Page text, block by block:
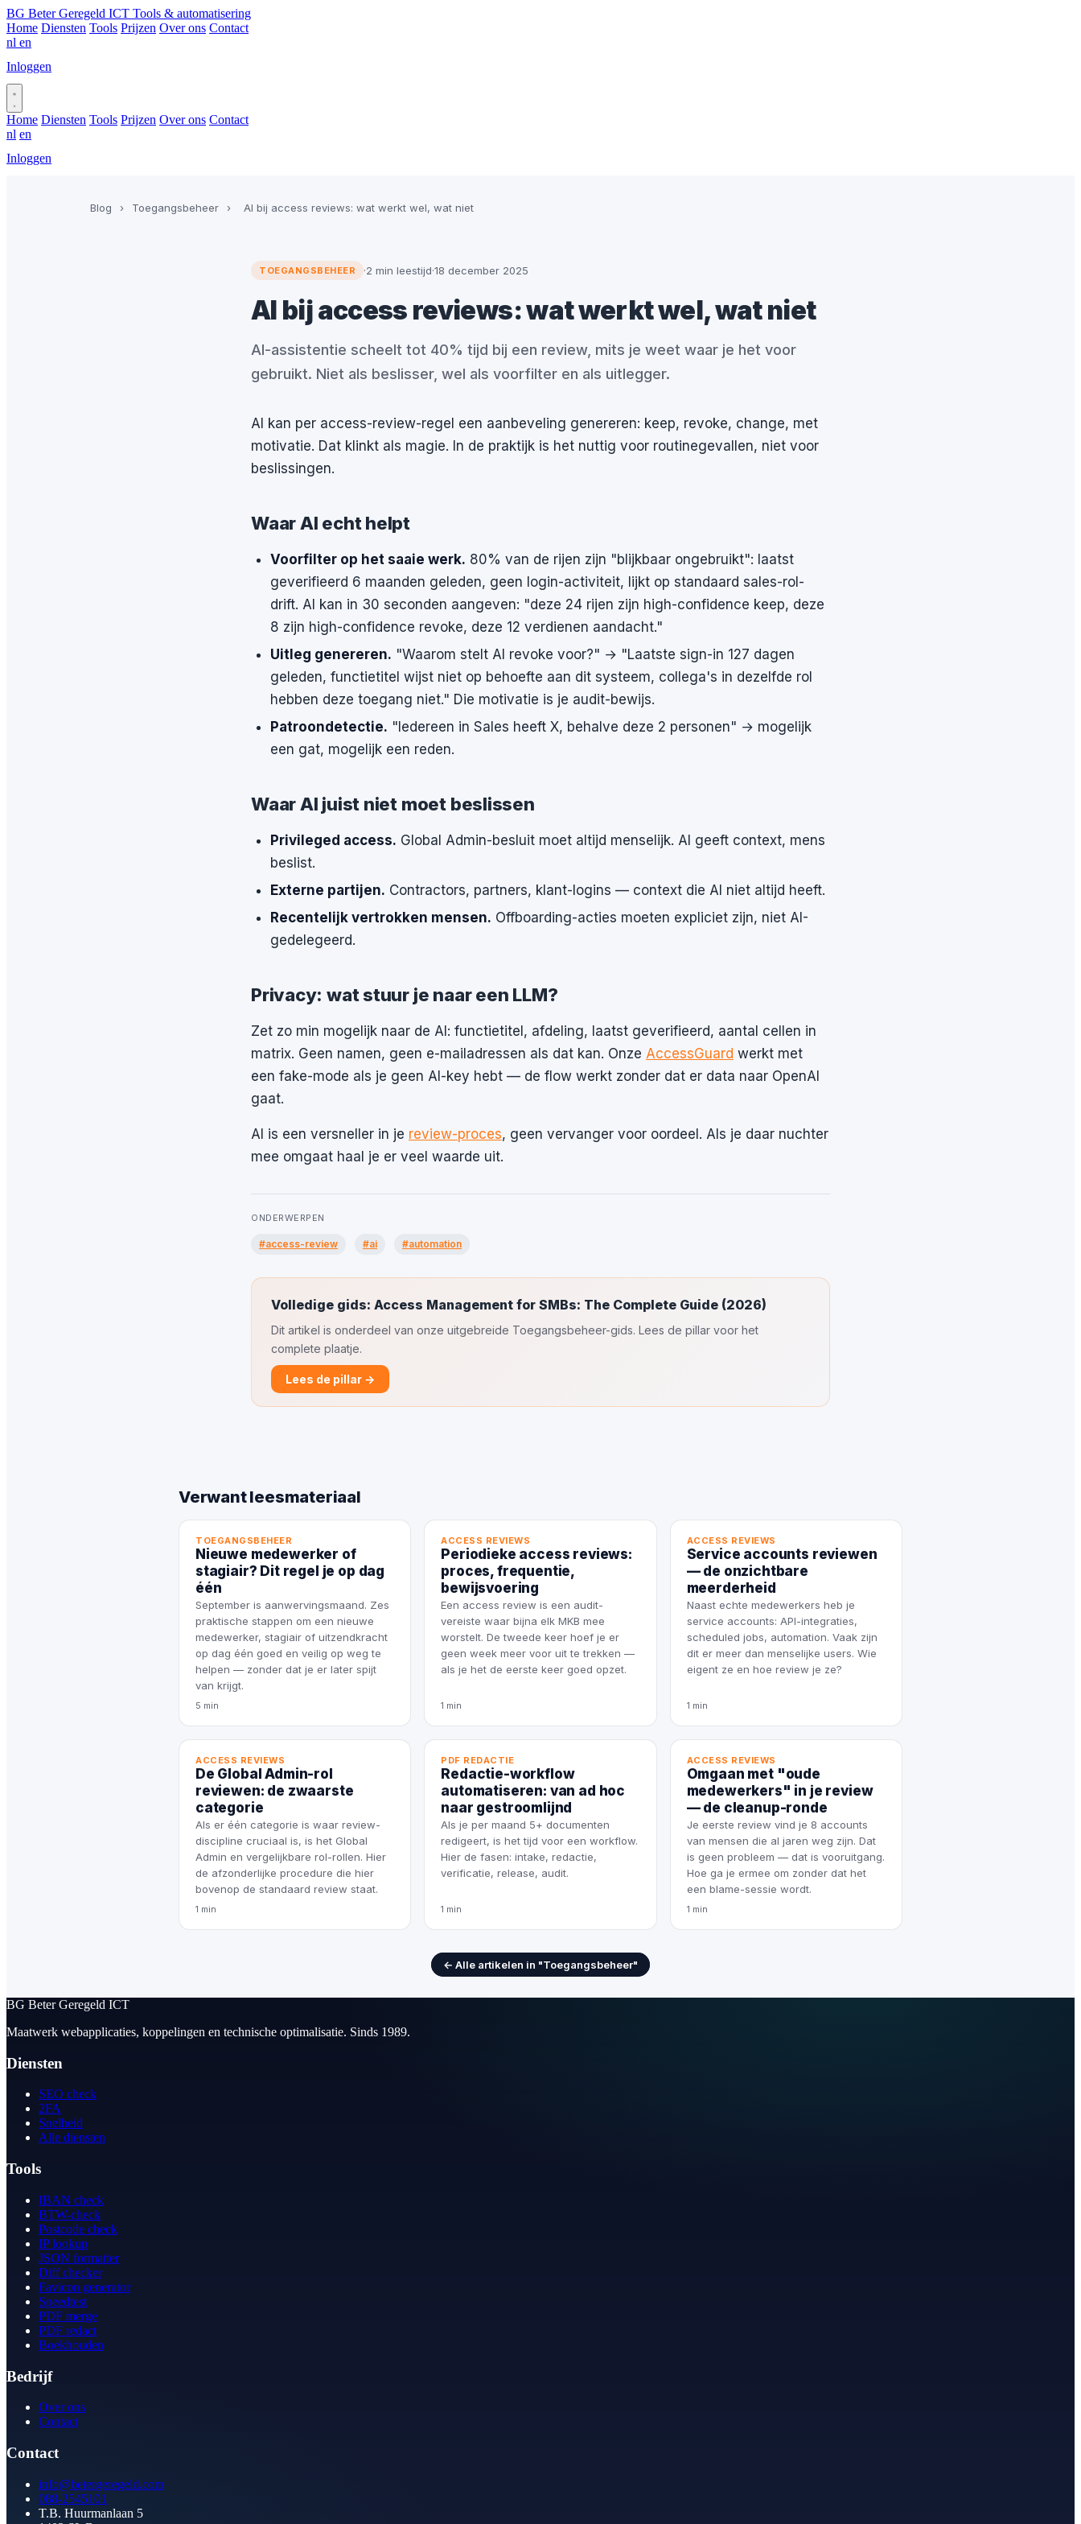
BG Beter Geregeld ICT Tools & automatisering
Home Diensten Tools Prijzen Over ons Contact
nl en
Inloggen
Home Diensten Tools Prijzen Over ons Contact
nl en
Inloggen
Blog › Toegangsbeheer › AI bij access reviews: wat werkt wel, wat niet
TOEGANGSBEHEER ·2 min leestijd·18 december 2025
AI bij access reviews: wat werkt wel, wat niet
AI-assistentie scheelt tot 40% tijd bij een review, mits je weet waar je het voor
gebruikt. Niet als beslisser, wel als voorfilter en als uitlegger.
AI kan per access-review-regel een aanbeveling genereren: keep, revoke, change, met
motivatie. Dat klinkt als magie. In de praktijk is het nuttig voor routinegevallen, niet voor
beslissingen.
Waar AI echt helpt
Voorfilter op het saaie werk. 80% van de rijen zijn "blijkbaar ongebruikt": laatst
geverifieerd 6 maanden geleden, geen login-activiteit, lijkt op standaard sales-rol-
drift. AI kan in 30 seconden aangeven: "deze 24 rijen zijn high-confidence keep, deze
8 zijn high-confidence revoke, deze 12 verdienen aandacht."
Uitleg genereren. "Waarom stelt AI revoke voor?" → "Laatste sign-in 127 dagen
geleden, functietitel wijst niet op behoefte aan dit systeem, collega's in dezelfde rol
hebben deze toegang niet." Die motivatie is je audit-bewijs.
Patroondetectie. "Iedereen in Sales heeft X, behalve deze 2 personen" → mogelijk
een gat, mogelijk een reden.
Waar AI juist niet moet beslissen
Privileged access. Global Admin-besluit moet altijd menselijk. AI geeft context, mens
beslist.
Externe partijen. Contractors, partners, klant-logins — context die AI niet altijd heeft.
Recentelijk vertrokken mensen. Offboarding-acties moeten expliciet zijn, niet AI-
gedelegeerd.
Privacy: wat stuur je naar een LLM?
Zet zo min mogelijk naar de AI: functietitel, afdeling, laatst geverifieerd, aantal cellen in
matrix. Geen namen, geen e-mailadressen als dat kan. Onze AccessGuard werkt met
een fake-mode als je geen AI-key hebt — de flow werkt zonder dat er data naar OpenAI
gaat.
AI is een versneller in je review-proces, geen vervanger voor oordeel. Als je daar nuchter
mee omgaat haal je er veel waarde uit.
ONDERWERPEN
#access-review #ai #automation
Volledige gids: Access Management for SMBs: The Complete Guide (2026)
Dit artikel is onderdeel van onze uitgebreide Toegangsbeheer-gids. Lees de pillar voor het
complete plaatje.
Lees de pillar →
Verwant leesmateriaal
TOEGANGSBEHEER
Nieuwe medewerker of
stagiair? Dit regel je op dag
één
September is aanwervingsmaand. Zes
praktische stappen om een nieuwe
medewerker, stagiair of uitzendkracht
op dag één goed en veilig op weg te
helpen — zonder dat je er later spijt
van krijgt.
5 min
ACCESS REVIEWS
Periodieke access reviews:
proces, frequentie,
bewijsvoering
Een access review is een audit-
vereiste waar bijna elk MKB mee
worstelt. De tweede keer hoef je er
geen week meer voor uit te trekken —
als je het de eerste keer goed opzet.
1 min
ACCESS REVIEWS
Service accounts reviewen
— de onzichtbare
meerderheid
Naast echte medewerkers heb je
service accounts: API-integraties,
scheduled jobs, automation. Vaak zijn
dit er meer dan menselijke users. Wie
eigent ze en hoe review je ze?
1 min
ACCESS REVIEWS
De Global Admin-rol
reviewen: de zwaarste
categorie
Als er één categorie is waar review-
discipline cruciaal is, is het Global
Admin en vergelijkbare rol-rollen. Hier
de afzonderlijke procedure die hier
bovenop de standaard review staat.
1 min
PDF REDACTIE
Redactie-workflow
automatiseren: van ad hoc
naar gestroomlijnd
Als je per maand 5+ documenten
redigeert, is het tijd voor een workflow.
Hier de fasen: intake, redactie,
verificatie, release, audit.
1 min
ACCESS REVIEWS
Omgaan met "oude
medewerkers" in je review
— de cleanup-ronde
Je eerste review vind je 8 accounts
van mensen die al jaren weg zijn. Dat
is geen probleem — dat is vooruitgang.
Hoe ga je ermee om zonder dat het
een blame-sessie wordt.
1 min
← Alle artikelen in "Toegangsbeheer"
BG Beter Geregeld ICT
Maatwerk webapplicaties, koppelingen en technische optimalisatie. Sinds 1989.
Diensten
SEO check
2FA
Snelheid
Alle diensten
Tools
IBAN check
BTW-check
Postcode check
IP lookup
JSON formatter
Diff checker
Favicon generator
Speedtest
PDF merge
PDF redact
Boekhouden
Bedrijf
Over ons
Contact
Contact
info@betergeregeld.com
088-2545101
T.B. Huurmanlaan 5